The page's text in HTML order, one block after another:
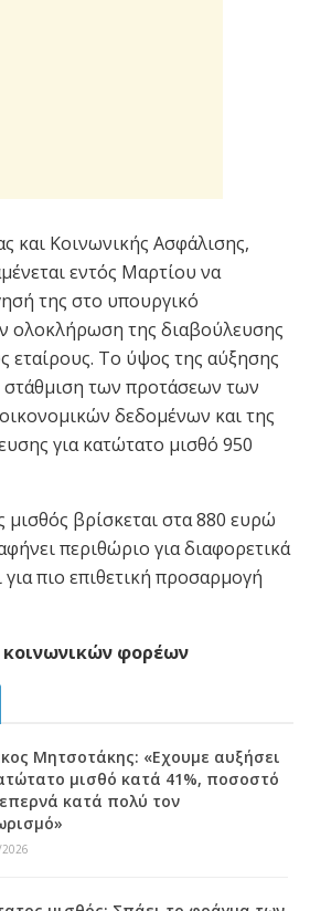
και Κοινωνικής Ασφάλισης,
εντός Μαρτίου να
της στο υπουργικό
ολοκλήρωση της διαβούλευσης
εταίρους. Το ύψος της αύξησης
των προτάσεων των
δεδομένων και της
για κατώτατο μισθό 950
βρίσκεται στα 880 ευρώ
περιθώριο για διαφορετικά
πιο επιθετική προσαρμογή
φορέων
Μητσοτάκης: «Εχουμε αυξήσει
μισθό κατά 41%, ποσοστό
κατά πολύ τον